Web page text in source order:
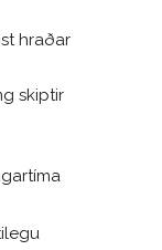
hraðar
skiptir